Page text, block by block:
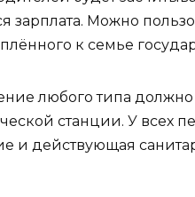
зарплата. Можно
к семье
любого типа
станции. У всех
и действующая